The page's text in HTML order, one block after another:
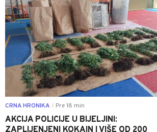
CRNA HRONIKA Pre 18 min
AKCIJA POLICIJE U BIJELJINI: